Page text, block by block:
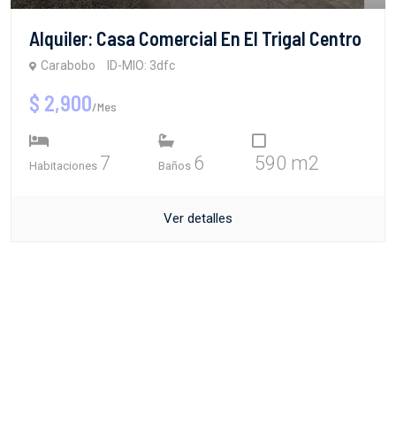
Alquiler: Casa Comercial En El Trigal Centro
Carabobo ID-MIO: 3dfc
$ 2,900/Mes
Habitaciones 7 Baños 6 590 m2
Ver detalles